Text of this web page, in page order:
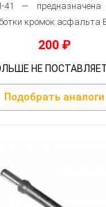
41 —
кромок асфальта
200 ₽
НЕ
Подобрать аналоги